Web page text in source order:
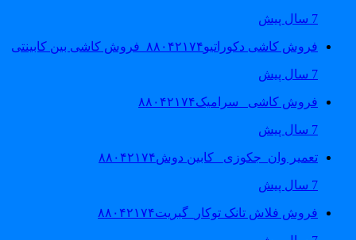
فروش کاشی دکوراتیو۸۸۰۴۲۱۷۴_فروش کاشی بین کابینتی
فروش کاشی _سرامیک۸۸۰۴۲۱۷۴
تعمیر وان_جکوزی_ کابین دوش۸۸۰۴۲۱۷۴
فروش فلاش تانک توکار_گبریت۸۸۰۴۲۱۷۴